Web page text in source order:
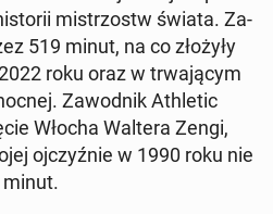
mi­strzostw świata. Za­
519 minut, na co złożyły
roku oraz w trwa­ją­cym
Za­wod­nik Ath­le­tic
Włocha Waltera Zengi,
oj­czyź­nie w 1990 roku nie
minut.